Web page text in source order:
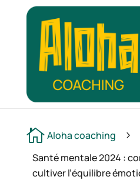
 Aloha coaching 5
Santé mentale 2024 :
cultiver l’équilibre